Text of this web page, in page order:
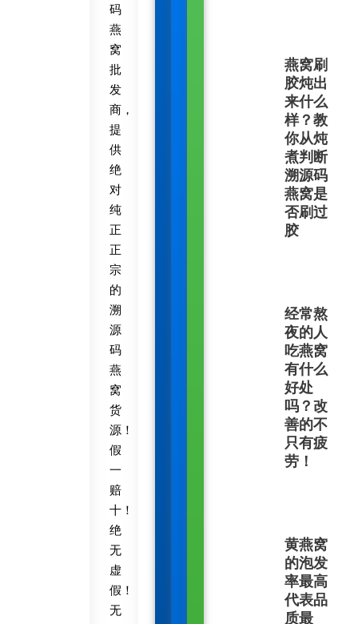
码
燕
窝
批
发
商，
提
供
绝
对
纯
正
正
宗
的
溯
源
码
燕
窝
货
源！
假
一
赔
十！
绝
无
虚
假！
无
燕窝刷
胶炖出
来什么
样？教
你从炖
煮判断
溯源码
燕窝是
否刷过
胶
经常熬
夜的人
吃燕窝
有什么
好处
吗？改
善的不
只有疲
劳！
黄燕窝
的泡发
率最高
代表品
质最